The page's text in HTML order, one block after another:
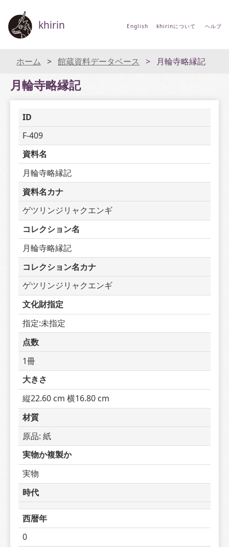
khirin English khirinについて ヘルプ
ホーム 館蔵資料データベース 月輪寺略縁記
月輪寺略縁記
ID
F-409
資料名
月輪寺略縁記
資料名カナ
ゲツリンジリャクエンギ
コレクション名
月輪寺略縁記
コレクション名カナ
ゲツリンジリャクエンギ
文化財指定
指定:未指定
点数
1冊
大きさ
縦22.60 cm 横16.80 cm
材質
原品: 紙
実物か複製か
実物
時代
西暦年
0